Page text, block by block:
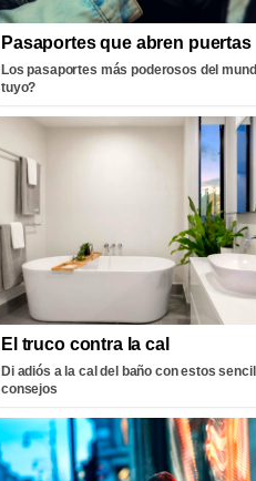
Pasaportes que abren puertas
Los pasaportes más poderosos del
tuyo?
El truco contra la cal
Di adiós a la cal del baño con estos
consejos